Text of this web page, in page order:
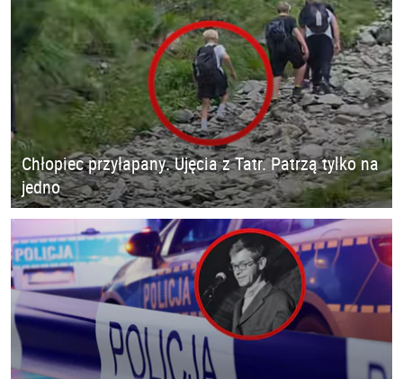
Chłopiec przyłapany. Ujęcia z Tatr. Patrzą tylko na
jedno